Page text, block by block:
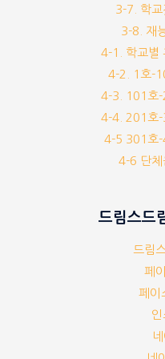
3-7. 학교
3-8. 재
4-1. 학교별
4-2. 1호-
4-3. 101호-
4-4. 201호-
4-5 301호-
4-6 단체
드림스드
드림
페
페이
인